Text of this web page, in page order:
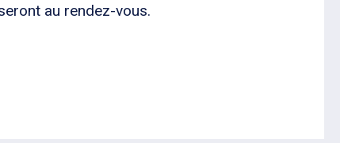
au rendez-vous.